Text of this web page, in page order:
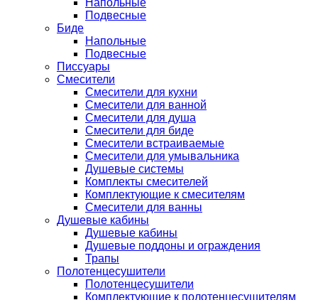
Напольные
Подвесные
Биде
Напольные
Подвесные
Писсуары
Смесители
Смесители для кухни
Смесители для ванной
Смесители для душа
Смесители для биде
Смесители встраиваемые
Смесители для умывальника
Душевые системы
Комплекты смесителей
Комплектующие к смесителям
Смесители для ванны
Душевые кабины
Душевые кабины
Душевые поддоны и ограждения
Трапы
Полотенцесушители
Полотенцесушители
Комплектующие к полотенцесушителям